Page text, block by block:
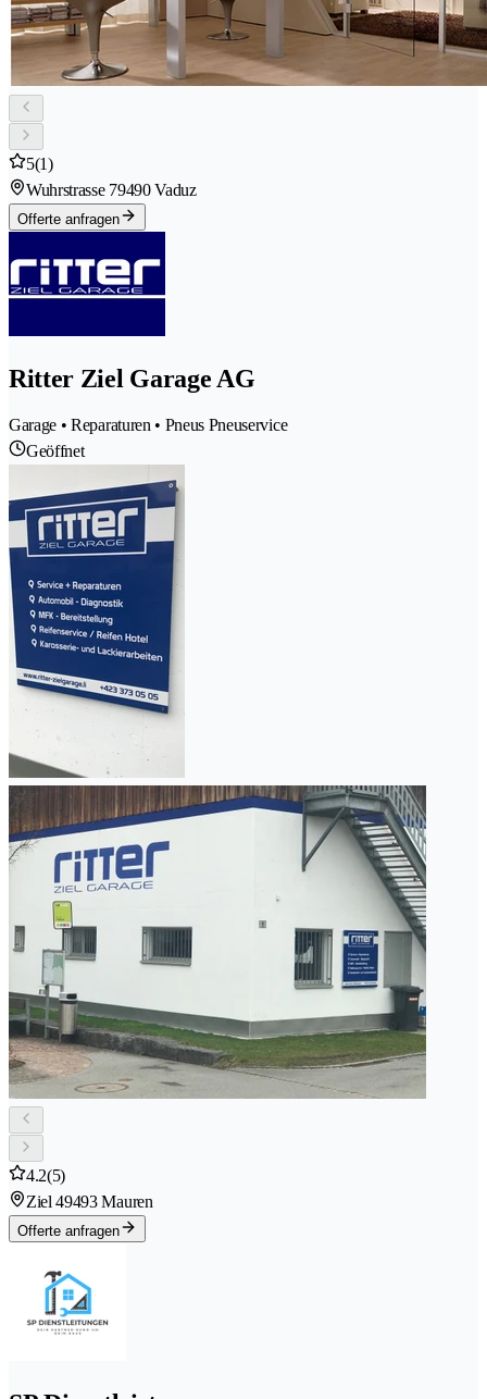
5(1)
Wuhrstrasse 79490 Vaduz
Offerte anfragen
Ritter Ziel Garage AG
Garage • Reparaturen • Pneus Pneuservice
Geöffnet
4.2(5)
Ziel 49493 Mauren
Offerte anfragen